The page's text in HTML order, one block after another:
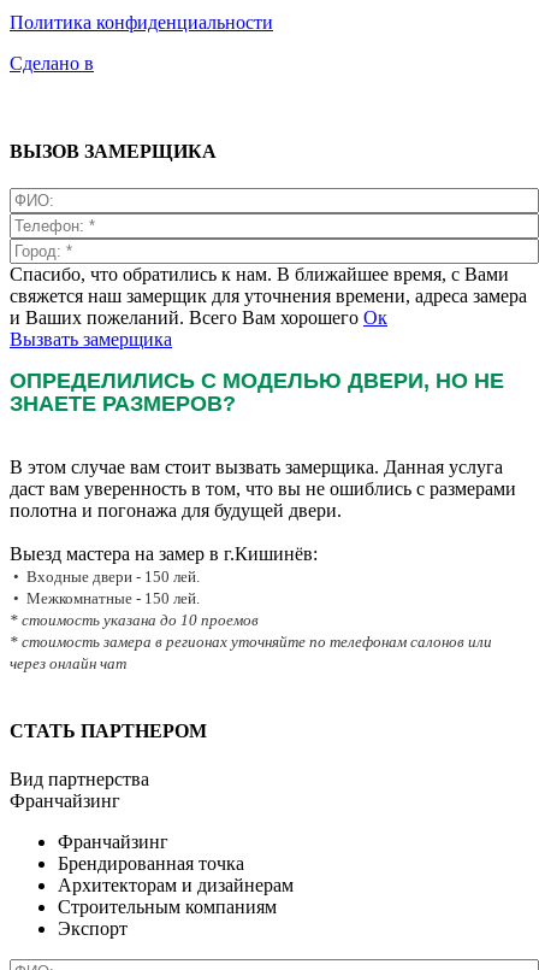
Политика конфиденциальности
Сделано в
ВЫЗОВ ЗАМЕРЩИКА
Спасибо, что обратились к нам. В ближайшее время, с Вами
свяжется наш замерщик для уточнения времени, адреса замера
и Ваших пожеланий. Всего Вам хорошего Ок
Вызвать замерщика
ОПРЕДЕЛИЛИСЬ С МОДЕЛЬЮ ДВЕРИ, НО НЕ
ЗНАЕТЕ РАЗМЕРОВ?
В этом случае вам стоит вызвать замерщика. Данная услуга
даст вам уверенность в том, что вы не ошиблись с размерами
полотна и погонажа для будущей двери.
Выезд мастера на замер в г.Кишинёв:
• Входные двери - 150 лей.
• Межкомнатные - 150 лей.
* стоимость указана до 10 проемов
* стоимость замера в регионах уточняйте по телефонам салонов или
через онлайн чат
СТАТЬ ПАРТНЕРОМ
Вид партнерства
Франчайзинг
Франчайзинг
Брендированная точка
Архитекторам и дизайнерам
Строительным компаниям
Экспорт